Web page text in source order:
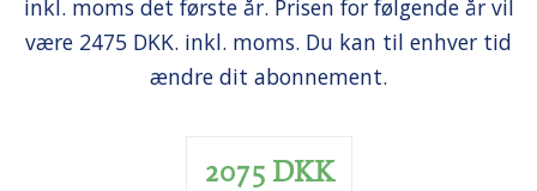
inkl. moms det første år. Prisen for følgende år vil
være 2475 DKK. inkl. moms. Du kan til enhver tid
ændre dit abonnement.
2075 DKK